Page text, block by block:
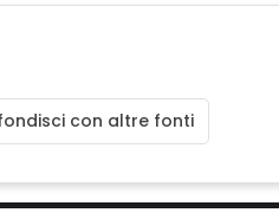
con altre fonti